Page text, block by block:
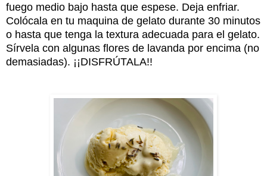
fuego medio bajo hasta que espese. Deja enfriar.
Colócala en tu maquina de gelato durante 30 minutos
o hasta que tenga la textura adecuada para el gelato.
Sírvela con algunas flores de lavanda por encima (no
demasiadas). ¡¡DISFRÚTALA!!